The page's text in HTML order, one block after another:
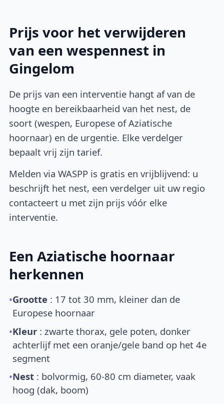
Prijs voor het verwijderen
van een wespennest in
Gingelom
De prijs van een interventie hangt af van de
hoogte en bereikbaarheid van het nest, de
soort (wespen, Europese of Aziatische
hoornaar) en de urgentie. Elke verdelger
bepaalt vrij zijn tarief.
Melden via WASPP is gratis en vrijblijvend: u
beschrijft het nest, een verdelger uit uw regio
contacteert u met zijn prijs vóór elke
interventie.
Een Aziatische hoornaar
herkennen
•Grootte : 17 tot 30 mm, kleiner dan de
Europese hoornaar
•Kleur : zwarte thorax, gele poten, donker
achterlijf met een oranje/gele band op het 4e
segment
•Nest : bolvormig, 60-80 cm diameter, vaak
hoog (dak, boom)